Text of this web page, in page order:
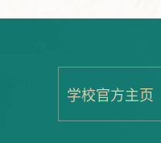
学校官方主页